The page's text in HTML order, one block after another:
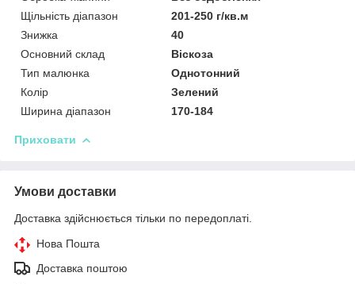
Щільність діапазон
201-250 г/кв.м
Знижка
40
Основний склад
Віскоза
Тип малюнка
Однотонний
Колір
Зелений
Ширина діапазон
170-184
Приховати
Умови доставки
Доставка здійснюється тільки по передоплаті.
Нова Пошта
Доставка поштою